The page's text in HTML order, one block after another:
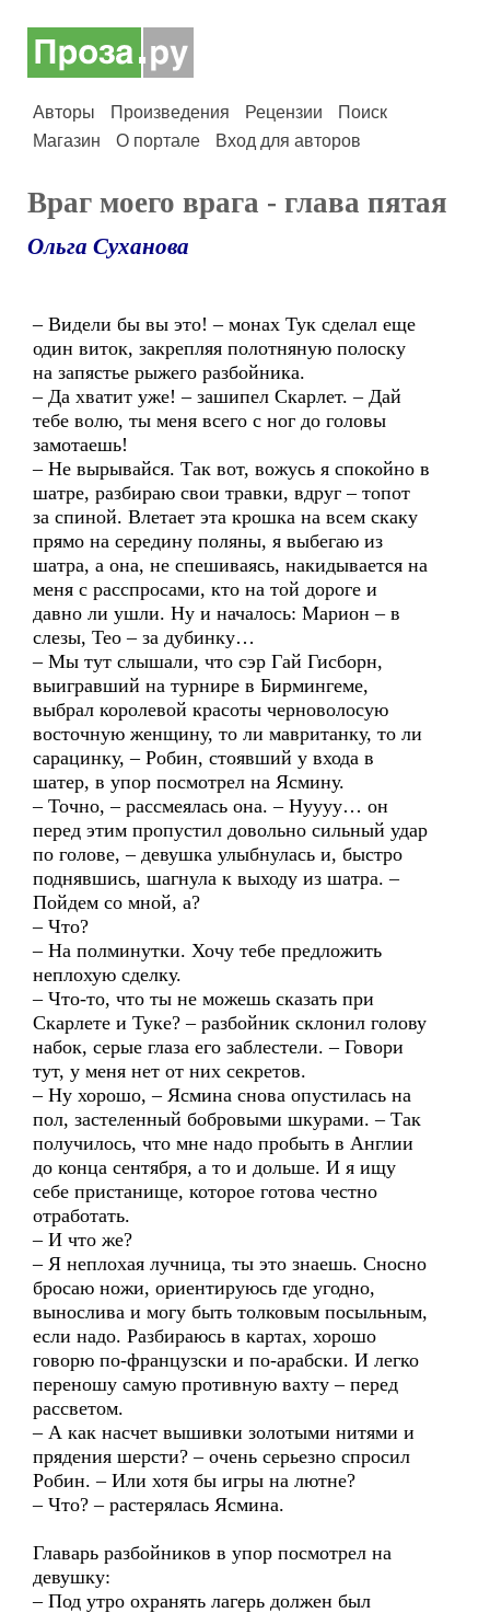
Авторы Произведения Рецензии
Поиск
Магазин
О портале Вход для авторов
Враг моего врага - глава пятая
Ольга Суханова
– Видели бы вы это! – монах Тук сделал еще
один виток, закрепляя полотняную полоску
на запястье рыжего разбойника.
– Да хватит уже! – зашипел Скарлет. – Дай
тебе волю, ты меня всего с ног до головы
замотаешь!
– Не вырывайся. Так вот, вожусь я спокойно в
шатре, разбираю свои травки, вдруг – топот
за спиной. Влетает эта крошка на всем скаку
прямо на середину поляны, я выбегаю из
шатра, а она, не спешиваясь, накидывается на
меня с расспросами, кто на той дороге и
давно ли ушли. Ну и началось: Марион – в
слезы, Тео – за дубинку…
– Мы тут слышали, что сэр Гай Гисборн,
выигравший на турнире в Бирмингеме,
выбрал королевой красоты черноволосую
восточную женщину, то ли мавританку, то ли
сарацинку, – Робин, стоявший у входа в
шатер, в упор посмотрел на Ясмину.
– Точно, – рассмеялась она. – Нуууу… он
перед этим пропустил довольно сильный удар
по голове, – девушка улыбнулась и, быстро
поднявшись, шагнула к выходу из шатра. –
Пойдем со мной, а?
– Что?
– На полминутки. Хочу тебе предложить
неплохую сделку.
– Что-то, что ты не можешь сказать при
Скарлете и Туке? – разбойник склонил голову
набок, серые глаза его заблестели. – Говори
тут, у меня нет от них секретов.
– Ну хорошо, – Ясмина снова опустилась на
пол, застеленный бобровыми шкурами. – Так
получилось, что мне надо пробыть в Англии
до конца сентября, а то и дольше. И я ищу
себе пристанище, которое готова честно
отработать.
– И что же?
– Я неплохая лучница, ты это знаешь. Сносно
бросаю ножи, ориентируюсь где угодно,
вынослива и могу быть толковым посыльным,
если надо. Разбираюсь в картах, хорошо
говорю по-французски и по-арабски. И легко
переношу самую противную вахту – перед
рассветом.
– А как насчет вышивки золотыми нитями и
прядения шерсти? – очень серьезно спросил
Робин. – Или хотя бы игры на лютне?
– Что? – растерялась Ясмина.
Главарь разбойников в упор посмотрел на
девушку:
– Под утро охранять лагерь должен был